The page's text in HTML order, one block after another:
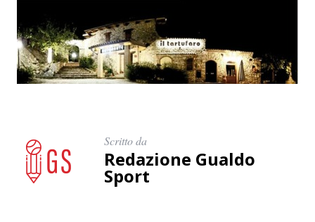
Scritto da
Redazione Gualdo
Sport